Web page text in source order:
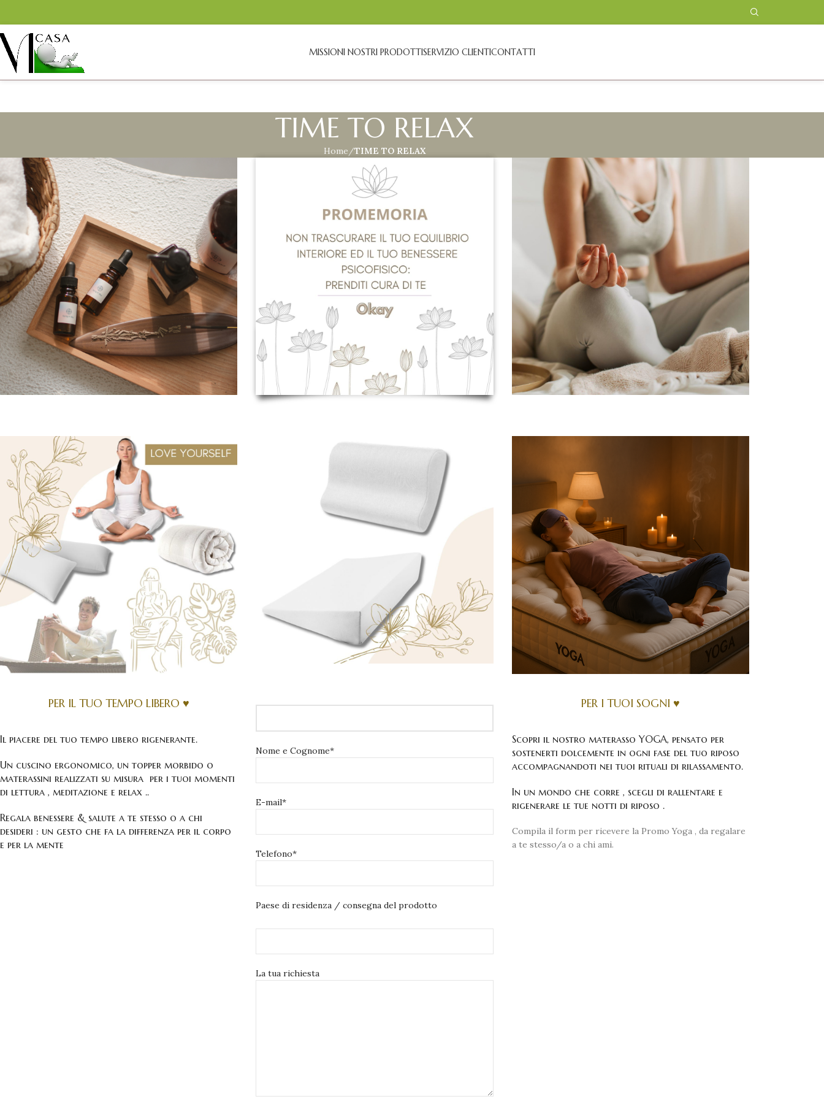
MISSIONI NOSTRI PRODOTTISERVIZIO CLIENTICONTATTI
TIME TO RELAX
Home TIME TO RELAX
PER IL TUO TEMPO LIBERO ♥
Il piacere del tuo tempo libero rigenerante.
Un cuscino ergonomico, un topper morbido o
materassini realizzati su misura per i tuoi momenti
di lettura , meditazione e relax ..
Regala benessere & salute a te stesso o a chi
desideri : un gesto che fa la differenza per il corpo
e per la mente
Nome e Cognome*
E-mail*
Telefono*
Paese di residenza / consegna del prodotto
La tua richiesta
PER I TUOI SOGNI ♥
Scopri il nostro materasso YOGA, pensato per
sostenerti dolcemente in ogni fase del tuo riposo
accompagnandoti nei tuoi rituali di rilassamento.
In un mondo che corre , scegli di rallentare e
rigenerare le tue notti di riposo .
Compila il form per ricevere la Promo Yoga , da regalare
a te stesso/a o a chi ami.